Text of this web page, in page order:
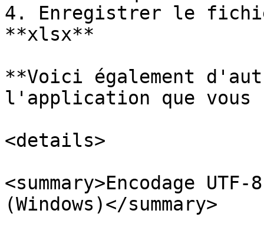
4. Enregistrer le
**xlsx**
**Voici également
l'application que
<details>
<summary>Encodage
(Windows)</summary>